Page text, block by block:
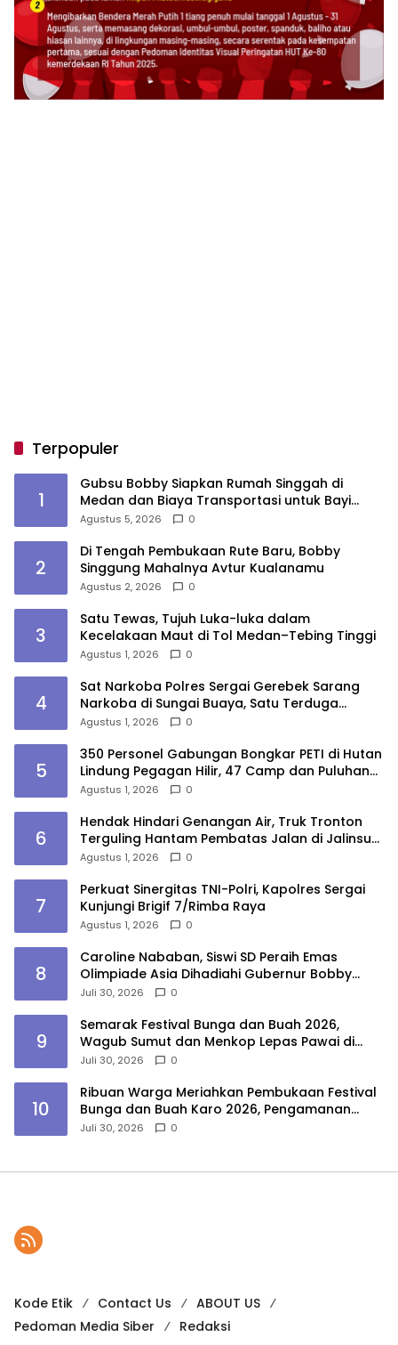
Terpopuler
1
Gubsu Bobby Siapkan Rumah Singgah di
Medan dan Biaya Transportasi untuk Bayi
Rujukan Penderita Suspek Leukemia Asal Nias
Agustus 5, 2026 0
2
Di Tengah Pembukaan Rute Baru, Bobby
Singgung Mahalnya Avtur Kualanamu
Agustus 2, 2026 0
3
Satu Tewas, Tujuh Luka-luka dalam
Kecelakaan Maut di Tol Medan–Tebing Tinggi
Agustus 1, 2026 0
4
Sat Narkoba Polres Sergai Gerebek Sarang
Narkoba di Sungai Buaya, Satu Terduga
Pelaku Diamankan
Agustus 1, 2026 0
5
350 Personel Gabungan Bongkar PETI di Hutan
Lindung Pegagan Hilir, 47 Camp dan Puluhan
Peralatan Dimusnahkan
Agustus 1, 2026 0
6
Hendak Hindari Genangan Air, Truk Tronton
Terguling Hantam Pembatas Jalan di Jalinsum
Sergai
Agustus 1, 2026 0
7
Perkuat Sinergitas TNI-Polri, Kapolres Sergai
Kunjungi Brigif 7/Rimba Raya
Agustus 1, 2026 0
8
Caroline Nababan, Siswi SD Peraih Emas
Olimpiade Asia Dihadiahi Gubernur Bobby
Nasution Beasiswa Hingga Rumah
Juli 30, 2026 0
9
Semarak Festival Bunga dan Buah 2026,
Wagub Sumut dan Menkop Lepas Pawai di
Berastagi
Juli 30, 2026 0
10
Ribuan Warga Meriahkan Pembukaan Festival
Bunga dan Buah Karo 2026, Pengamanan
Gabungan Berjalan Maksimal
Juli 30, 2026 0
Kode Etik Contact Us
ABOUT US
Pedoman Media Siber
Redaksi